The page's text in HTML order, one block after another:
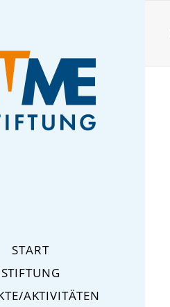
START
STIFTUNG
AKTIVITÄTEN